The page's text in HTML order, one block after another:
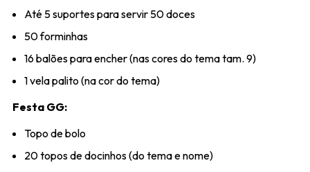
Até 5 suportes para servir 50 doces
50 forminhas
16 balões para encher (nas cores do tema tam. 9)
1 vela palito (na cor do tema)
Festa GG:
Topo de bolo
20 topos de docinhos (do tema e nome)